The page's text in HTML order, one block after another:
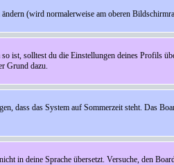
(wird normalerweise am oberen
ist, solltest du die Einstellungen deines Profils
Grund dazu.
dass das System auf Sommerzeit steht. Das
in deine Sprache übersetzt. Versuche, den